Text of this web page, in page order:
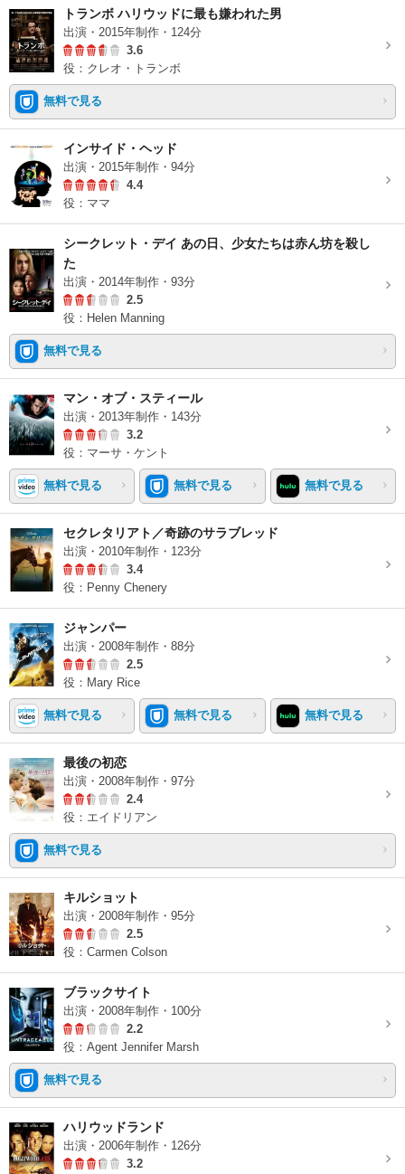
トランボ ハリウッドに最も嫌われた男
出演・2015年制作・124分
3.6
役：クレオ・トランボ
無料で見る
インサイド・ヘッド
出演・2015年制作・94分
4.4
役：ママ
シークレット・デイ あの日、少女たちは赤ん坊を殺し
た
出演・2014年制作・93分
2.5
役：Helen Manning
無料で見る
マン・オブ・スティール
出演・2013年制作・143分
3.2
役：マーサ・ケント
無料で見る 無料で見る 無料で見る
セクレタリアト／奇跡のサラブレッド
出演・2010年制作・123分
3.4
役：Penny Chenery
ジャンパー
出演・2008年制作・88分
2.5
役：Mary Rice
無料で見る 無料で見る 無料で見る
最後の初恋
出演・2008年制作・97分
2.4
役：エイドリアン
無料で見る
キルショット
出演・2008年制作・95分
2.5
役：Carmen Colson
ブラックサイト
出演・2008年制作・100分
2.2
役：Agent Jennifer Marsh
無料で見る
ハリウッドランド
出演・2006年制作・126分
3.2